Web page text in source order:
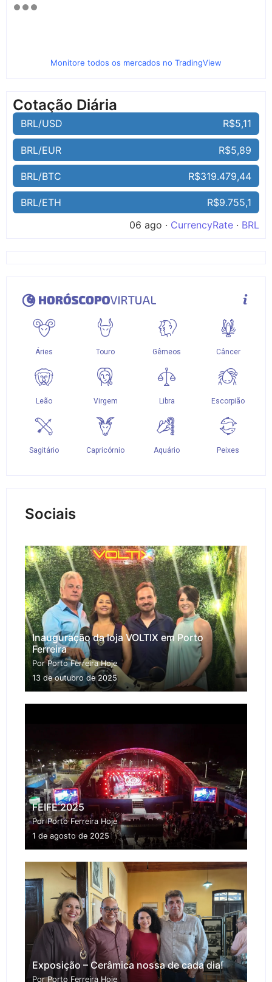
Monitore todos os mercados no TradingView
Cotação Diária
BRL/USD R$5,11
BRL/EUR R$5,89
BRL/BTC R$319.479,44
BRL/ETH
R$9.755,1
06 ago · CurrencyRate · BRL
Sociais
Inauguração da loja VOLTIX em Porto
Ferreira
Por Porto Ferreira Hoje
13 de outubro de 2025
FEIFE 2025
Por Porto Ferreira Hoje
1 de agosto de 2025
Exposição – Cerâmica nossa de cada dia!
Por Porto Ferreira Hoje